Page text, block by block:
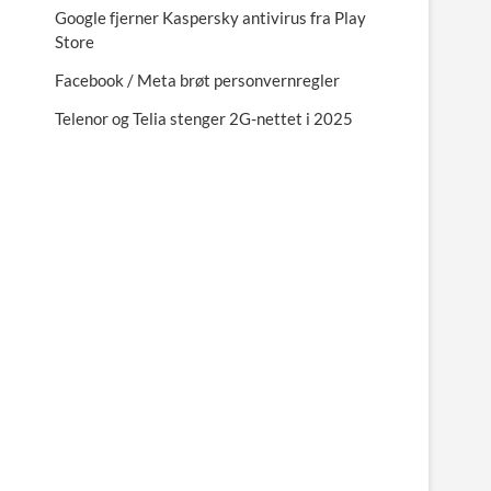
Google fjerner Kaspersky antivirus fra Play
Store
Facebook / Meta brøt personvernregler
Telenor og Telia stenger 2G-nettet i 2025